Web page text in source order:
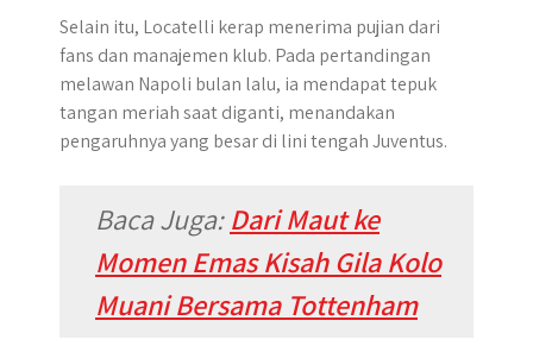
Selain itu, Locatelli kerap menerima pujian dari
fans dan manajemen klub. Pada pertandingan
melawan Napoli bulan lalu, ia mendapat tepuk
tangan meriah saat diganti, menandakan
pengaruhnya yang besar di lini tengah Juventus.
Baca Juga:Dari Maut ke
Momen Emas Kisah Gila Kolo
Muani Bersama Tottenham